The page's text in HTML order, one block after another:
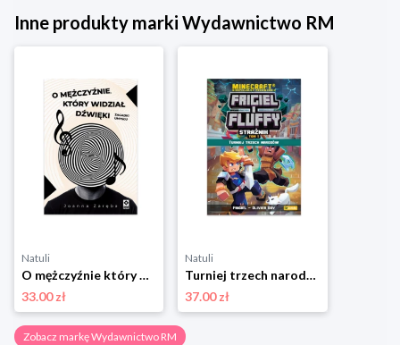
Inne produkty marki Wydawnictwo RM
Natuli
O mężczyźnie który widział dżwięki Wydawnictwo rm
33.00 zł
Natuli
Turniej trzech narodów. Frigiel i fluffy nieoficjalny przewodnik po świecie minecraft Wydawnictwo rm
37.00 zł
Zobacz markę Wydawnictwo RM